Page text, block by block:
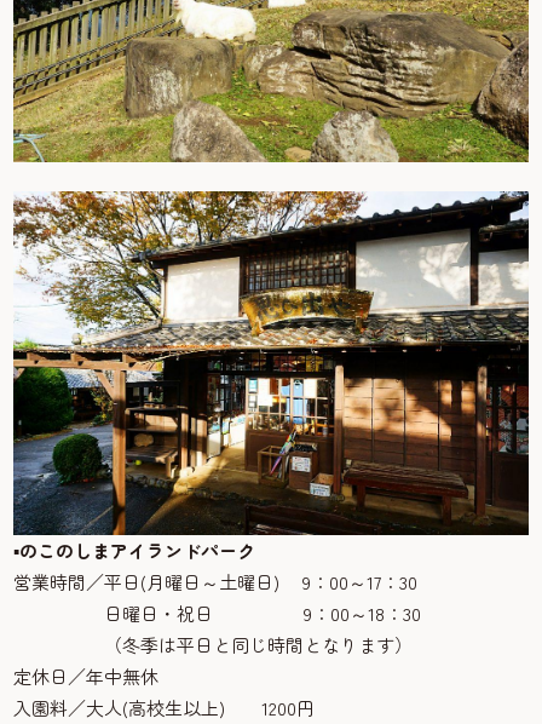
▪のこのしまアイランドパーク
営業時間／平日(月曜日～土曜日) 9：00～17：30
日曜日・祝日 9：00～18：30
（冬季は平日と同じ時間となります）
定休日／年中無休
入園料／大人(高校生以上) 1200円